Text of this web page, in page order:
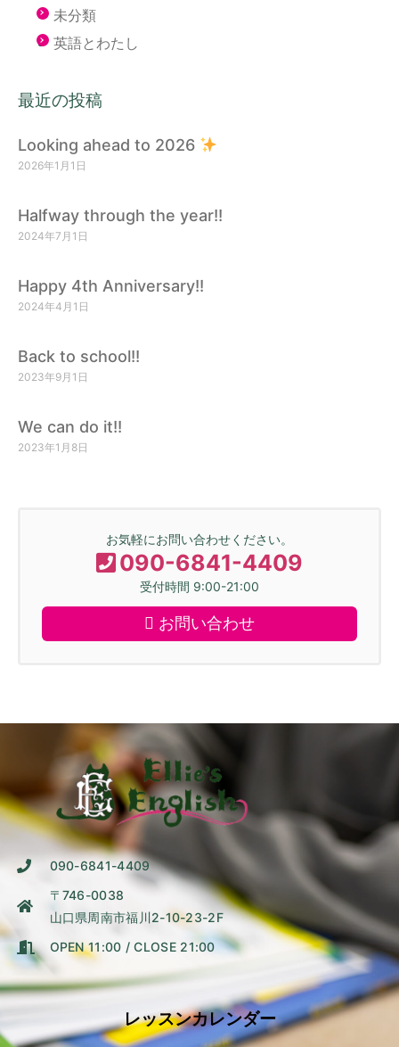
未分類
英語とわたし
最近の投稿
Looking ahead to 2026
2026年1月1日
Halfway through the year!!
2024年7月1日
Happy 4th Anniversary!!
2024年4月1日
Back to school!!
2023年9月1日
We can do it!!
2023年1月8日
お気軽にお問い合わせください。
090-6841-4409
受付時間 9:00-21:00
お問い合わせ
090-6841-4409
〒746-0038
山口県周南市福川2-10-23-2F
OPEN 11:00 / CLOSE 21:00
レッスンカレンダー